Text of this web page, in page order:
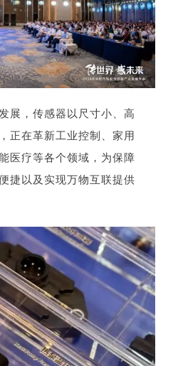
展，传感器以尺寸小、高
正在革新工业控制、家用
医疗等各个领域，为保障
捷以及实现万物互联提供